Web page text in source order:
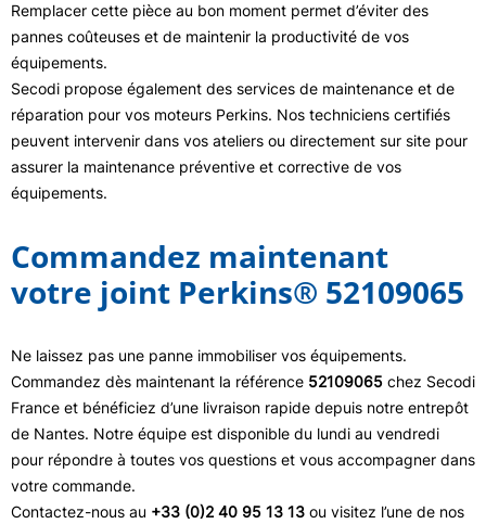
Remplacer cette pièce au bon moment permet d’éviter des
pannes coûteuses et de maintenir la productivité de vos
équipements.
Secodi propose également des services de maintenance et de
réparation pour vos moteurs Perkins. Nos techniciens certifiés
peuvent intervenir dans vos ateliers ou directement sur site pour
assurer la maintenance préventive et corrective de vos
équipements.
Commandez maintenant
votre joint Perkins® 52109065
Ne laissez pas une panne immobiliser vos équipements.
Commandez dès maintenant la référence 52109065 chez Secodi
France et bénéficiez d’une livraison rapide depuis notre entrepôt
de Nantes. Notre équipe est disponible du lundi au vendredi
pour répondre à toutes vos questions et vous accompagner dans
votre commande.
Contactez-nous au +33 (0)2 40 95 13 13 ou visitez l’une de nos